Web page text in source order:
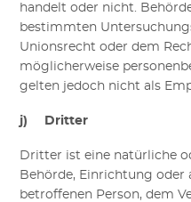
handelt oder nicht.
bestimmten
Unionsrecht oder dem
möglicherweise
gelten jedoch nicht als
j) Dritter
Dritter ist eine natürliche
Behörde, Einrichtung oder
betroffenen Person, dem